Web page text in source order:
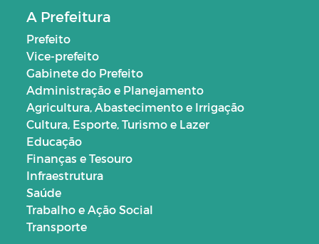
A Prefeitura
Prefeito
Vice-prefeito
Gabinete do Prefeito
Administração e Planejamento
Agricultura, Abastecimento e Irrigação
Cultura, Esporte, Turismo e Lazer
Educação
Finanças e Tesouro
Infraestrutura
Saúde
Trabalho e Ação Social
Transporte